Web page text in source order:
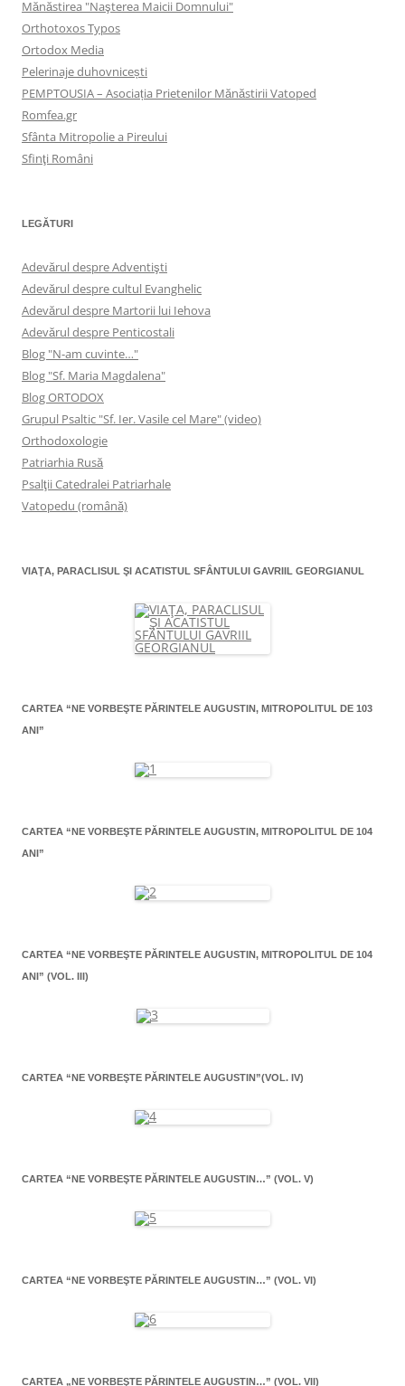
Mănăstirea "Naşterea Maicii Domnului"
Orthotoxos Typos
Ortodox Media
Pelerinaje duhovnicești
PEMPTOUSIA – Asociația Prietenilor Mănăstirii Vatoped
Romfea.gr
Sfânta Mitropolie a Pireului
Sfinţi Români
LEGĂTURI
Adevărul despre Adventişti
Adevărul despre cultul Evanghelic
Adevărul despre Martorii lui Iehova
Adevărul despre Penticostali
Blog "N-am cuvinte…"
Blog "Sf. Maria Magdalena"
Blog ORTODOX
Grupul Psaltic "Sf. Ier. Vasile cel Mare" (video)
Orthodoxologie
Patriarhia Rusă
Psalţii Catedralei Patriarhale
Vatopedu (română)
VIAŢA, PARACLISUL ŞI ACATISTUL SFÂNTULUI GAVRIIL GEORGIANUL
CARTEA “NE VORBEŞTE PĂRINTELE AUGUSTIN, MITROPOLITUL DE 103
ANI”
CARTEA “NE VORBEŞTE PĂRINTELE AUGUSTIN, MITROPOLITUL DE 104
ANI”
CARTEA “NE VORBEŞTE PĂRINTELE AUGUSTIN, MITROPOLITUL DE 104
ANI” (VOL. III)
CARTEA “NE VORBEŞTE PĂRINTELE AUGUSTIN”(VOL. IV)
CARTEA “NE VORBEŞTE PĂRINTELE AUGUSTIN…” (VOL. V)
CARTEA “NE VORBEŞTE PĂRINTELE AUGUSTIN…” (VOL. VI)
CARTEA „NE VORBEŞTE PĂRINTELE AUGUSTIN…” (VOL. VII)